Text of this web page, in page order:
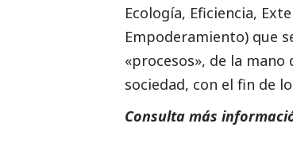
Ecología, Eficiencia,
Empoderamiento) que
«procesos», de la mano
sociedad, con el fin de
Consulta más